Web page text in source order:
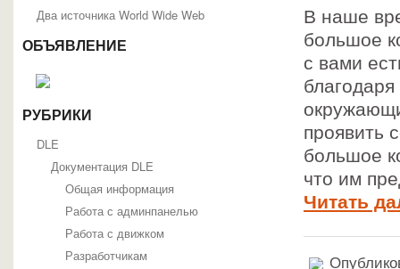
Два источника World Wide Web
ОБЪЯВЛЕНИЕ
РУБРИКИ
DLE
Документация DLE
Общая информация
Работа с админпанелью
Работа с движком
Разработчикам
В наше
большое
с вами
проявить
большое
что им
Читать